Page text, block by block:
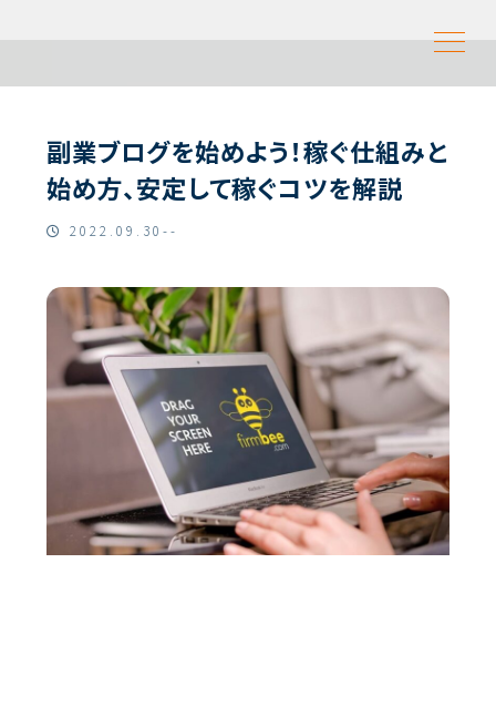
副業ブログを始めよう！稼ぐ仕組みと
始め方、安定して稼ぐコツを解説
2022.09.30--